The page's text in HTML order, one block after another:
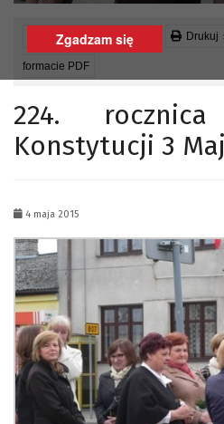
Zgadzam się
Czytaj artykuł (lektor) Drukuj
formacie PDF
224. rocznica
Konstytucji 3
4 maja 2015